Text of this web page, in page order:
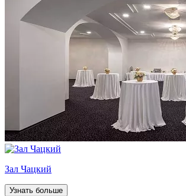
Зал Чацкий
Узнать больше